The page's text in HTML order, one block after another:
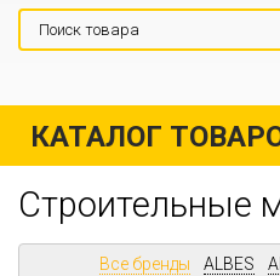
КАТАЛОГ
Строительные
Все бренды ALBES